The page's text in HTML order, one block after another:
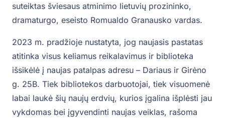
suteiktas šviesaus atminimo lietuvių prozininko,
dramaturgo, eseisto Romualdo Granausko vardas.
2023 m. pradžioje nustatyta, jog naujasis pastatas
atitinka visus keliamus reikalavimus ir biblioteka
išsikėlė į naujas patalpas adresu – Dariaus ir Girėno
g. 25B. Tiek bibliotekos darbuotojai, tiek visuomenė
labai laukė šių naujų erdvių, kurios įgalina išplėsti jau
vykdomas bei įgyvendinti naujas veiklas, rašoma